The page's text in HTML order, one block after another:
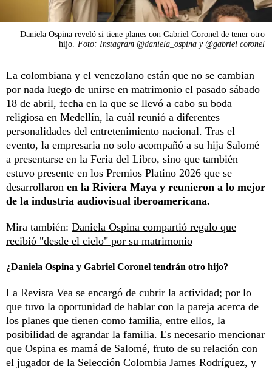
Daniela Ospina reveló si tiene planes con Gabriel Coronel de tener otro
hijo.
Foto: Instagram @daniela_ospina y @gabriel coronel
La colombiana y el venezolano están que no se cambian
por nada luego de unirse en matrimonio el pasado sábado
18 de abril, fecha en la que se llevó a cabo su boda
religiosa en Medellín, la cuál reunió a diferentes
personalidades del entretenimiento nacional. Tras el
evento, la empresaria no solo acompañó a su hija Salomé
a presentarse en la Feria del Libro, sino que también
estuvo presente en los Premios Platino 2026 que se
desarrollaron en la Riviera Maya y reunieron a lo mejor
de la industria audiovisual iberoamericana.
Mira también: Daniela Ospina compartió regalo que
recibió "desde el cielo" por su matrimonio
¿Daniela Ospina y Gabriel Coronel tendrán otro hijo?
La Revista Vea se encargó de cubrir la actividad; por lo
que tuvo la oportunidad de hablar con la pareja acerca de
los planes que tienen como familia, entre ellos, la
posibilidad de agrandar la familia. Es necesario mencionar
que Ospina es mamá de Salomé, fruto de su relación con
el jugador de la Selección Colombia James Rodríguez, y